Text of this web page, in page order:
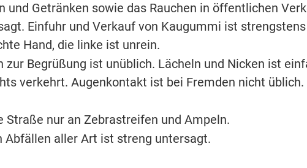
und Getränken sowie das Rauchen in öffentlichen
Einfuhr und Verkauf von Kaugummi ist
Hand, die linke ist unrein.
zur Begrüßung ist unüblich. Lächeln und Nicken ist
verkehrt. Augenkontakt ist bei Fremden nicht
Straße nur an Zebrastreifen und Ampeln.
Abfällen aller Art ist streng untersagt.